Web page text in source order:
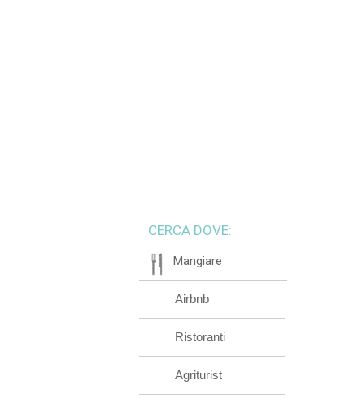
CERCA DOVE:
Mangiare
Airbnb
Ristoranti
Agriturist